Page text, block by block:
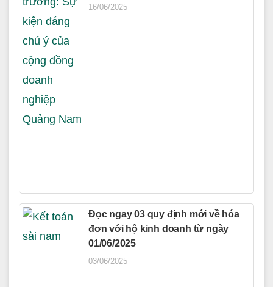
16/06/2025
Đọc ngay 03 quy định mới về hóa
đơn với hộ kinh doanh từ ngày
01/06/2025
03/06/2025